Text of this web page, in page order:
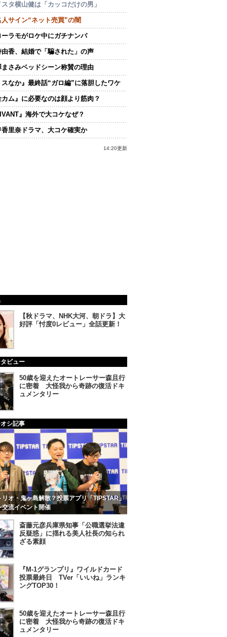
タ横山健は「カッコだけの男」
人サイン“ネット売買”の闇
ーラモがロケ中にガチナンパ
由香、結婚で「騙された」の声
まさみベッドシーン称賛の理由
スなか』最終話“ガロ編”に落胆したワケ
カム』に必要なのは顔より筋肉？
』海外で大コケなぜ？
香里奈ドラマ、大コケ確実か
14:20更新
【秋ドラマ、NHK大河、朝ドラ】大
好評「忖度0レビュー」全話更新！
ビュー
50歳を迎えたオートレーサー森且行
に密着 大怪我から奇跡の復活ドキ
ュメンタリー
シ記事
リオ・鬼ヶ島解散？投票アプリ「TIPSTAR」
交流イベント開催
斎藤元彦兵庫県知事「公職選挙法違
反疑惑」に揺れる美人社長の知られ
ざる素顔
『M-1グランプリ』ワイルドカード
投票最終日 TVer「いいね」ランキ
ングTOP30！
50歳を迎えたオートレーサー森且行
に密着 大怪我から奇跡の復活ドキ
ュメンタリー